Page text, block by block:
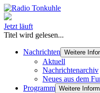
Jetzt läuft
Titel wird gelesen...
Nachrichten Weitere
Aktuell
Nachrichtenarchiv
Neues aus dem
Programm Weitere